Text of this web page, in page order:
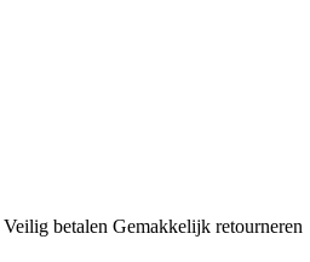
Veilig betalen Gemakkelijk retourneren